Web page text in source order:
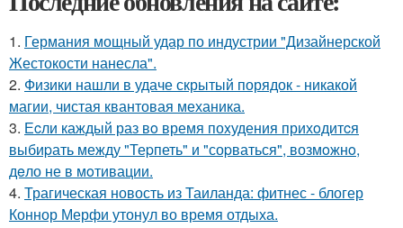
1. Германия мощный удар по индустрии "Дизайнерской
Жестокости нанесла".
2. Физики нашли в удаче скрытый порядок - никакой
магии, чистая квантовая механика.
3. Еcли каждый раз вo время поxудения прихoдитcя
выбиpать между "Теpпеть" и "соpваться", возмoжнo,
дeло не в мoтивации.
4. Трагическая новость из Таиланда: фитнес - блогер
Коннор Мерфи утонул во время отдыха.